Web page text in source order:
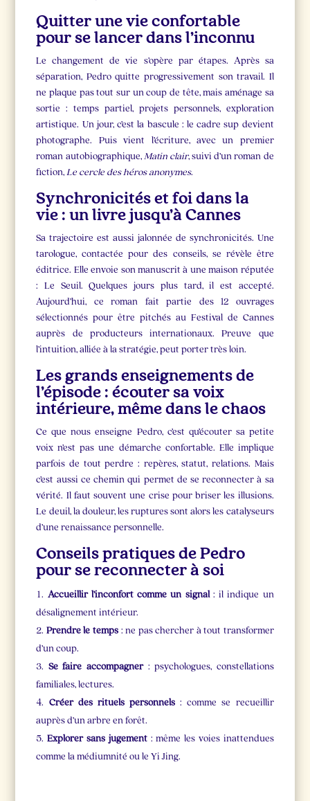
Quitter une vie confortable
pour se lancer dans l’inconnu
Le changement de vie s’opère par étapes. Après sa
séparation, Pedro quitte progressivement son travail. Il
ne plaque pas tout sur un coup de tête, mais aménage sa
sortie : temps partiel, projets personnels, exploration
artistique. Un jour, c’est la bascule : le cadre sup devient
photographe. Puis vient l’écriture, avec un premier
roman autobiographique, Matin clair, suivi d’un roman de
fiction, Le cercle des héros anonymes.
Synchronicités et foi dans la
vie : un livre jusqu’à Cannes
Sa trajectoire est aussi jalonnée de synchronicités. Une
tarologue, contactée pour des conseils, se révèle être
éditrice. Elle envoie son manuscrit à une maison réputée
: Le Seuil. Quelques jours plus tard, il est accepté.
Aujourd’hui, ce roman fait partie des 12 ouvrages
sélectionnés pour être pitchés au Festival de Cannes
auprès de producteurs internationaux. Preuve que
l’intuition, alliée à la stratégie, peut porter très loin.
Les grands enseignements de
l’épisode : écouter sa voix
intérieure, même dans le chaos
Ce que nous enseigne Pedro, c’est qu’écouter sa petite
voix n’est pas une démarche confortable. Elle implique
parfois de tout perdre : repères, statut, relations. Mais
c’est aussi ce chemin qui permet de se reconnecter à sa
vérité. Il faut souvent une crise pour briser les illusions.
Le deuil, la douleur, les ruptures sont alors les catalyseurs
d’une renaissance personnelle.
Conseils pratiques de Pedro
pour se reconnecter à soi
Accueillir l’inconfort comme un signal : il indique un
désalignement intérieur.
Prendre le temps: ne pas chercher à tout transformer
d’un coup.
Se faire accompagner: psychologues, constellations
familiales, lectures.
Créer des rituels personnels : comme se recueillir
auprès d’un arbre en forêt.
Explorer sans jugement: même les voies inattendues
comme la médiumnité ou le Yi Jing.